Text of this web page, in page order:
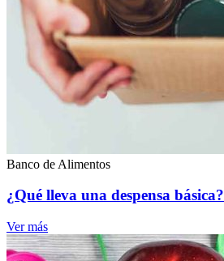
Banco de Alimentos
¿Qué lleva una despensa básica?
Ver más